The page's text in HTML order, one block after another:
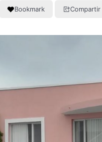
Bookmark Compartir